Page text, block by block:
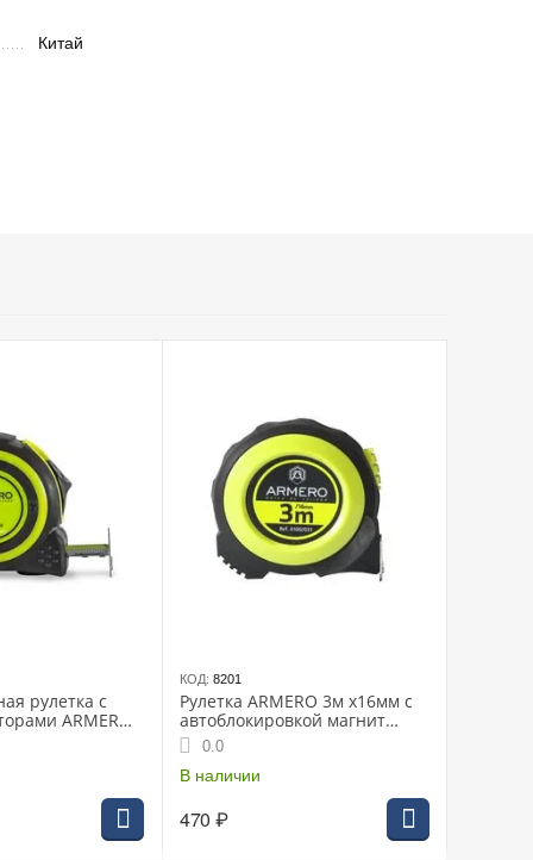
Китай
рулетка с
ARMERO
252)
КОД: 8201
Рулетка ARMERO 3м х16мм с
автоблокировкой магнит
нейлон
0.0
В наличии
470 ₽